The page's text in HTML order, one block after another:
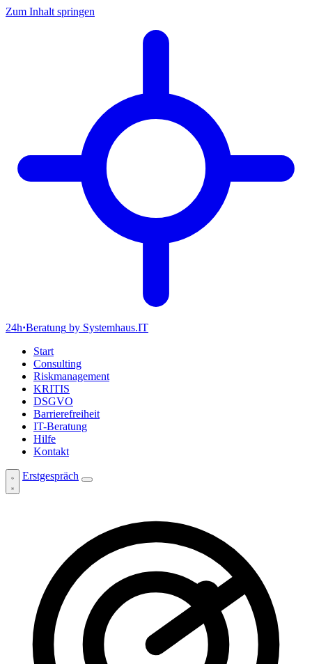
Zum Inhalt springen
24h·Beratung by Systemhaus.IT
Start
Consulting
Riskmanagement
KRITIS
DSGVO
Barrierefreiheit
IT-Beratung
Hilfe
Kontakt
Erstgespräch